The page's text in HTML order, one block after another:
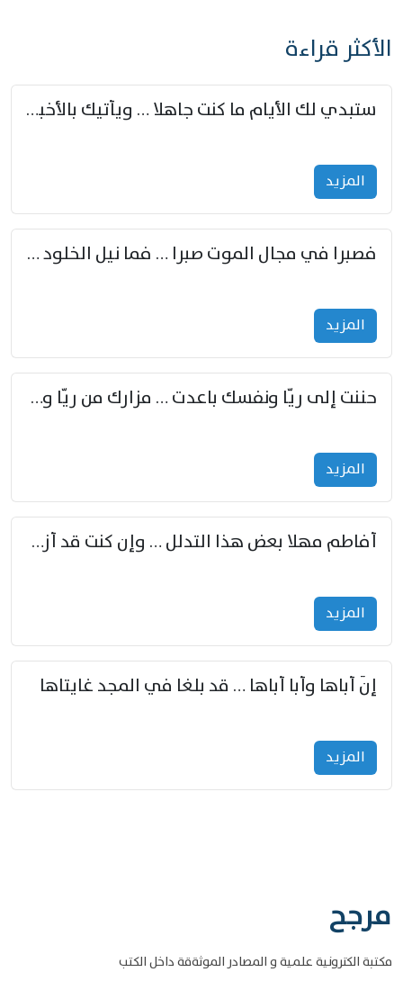
الأكثر قراءة
ستبدي لك الأيام ما كنت جاهلا … ويأتيك بالأخبار من لم تزوّد
المزید
فصبرا في مجال الموت صبرا … فما نيل الخلود بمستطاع
المزید
حننت إلى ريّا ونفسك باعدت … مزارك من ريّا وشعباكما معا
المزید
أفاطم مهلا بعض هذا التدلل … وإن كنت قد أزمعت صرمي فأجملي
المزید
إنّ أباها وأبا أباها … قد بلغا في المجد غايتاها
المزید
مرجح
مكتبة الكترونية علمية و المصادر الموثةقة داخل الكتب